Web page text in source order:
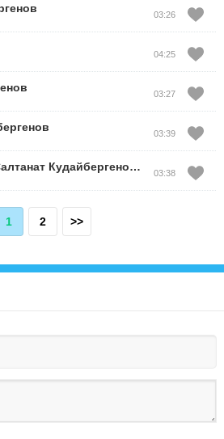
03:26
04:25
03:27
03:39
Кудайбергеновтар
03:38
1 2 >>